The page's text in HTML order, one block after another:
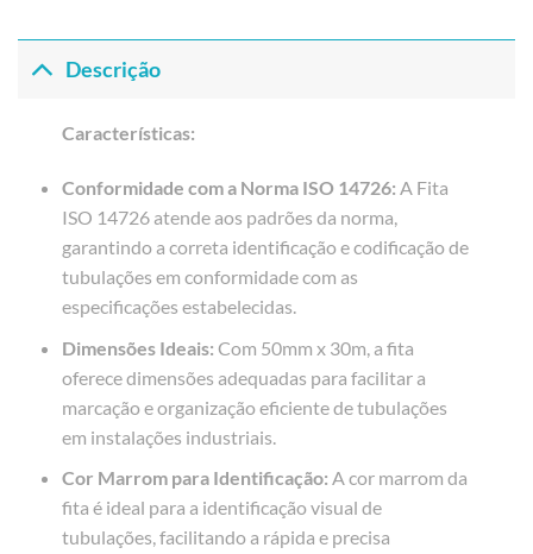
Descrição
Características:
Conformidade com a Norma ISO 14726: A Fita
ISO 14726 atende aos padrões da norma,
garantindo a correta identificação e codificação de
tubulações em conformidade com as
especificações estabelecidas.
Dimensões Ideais: Com 50mm x 30m, a fita
oferece dimensões adequadas para facilitar a
marcação e organização eficiente de tubulações
em instalações industriais.
Cor Marrom para Identificação: A cor marrom da
fita é ideal para a identificação visual de
tubulações, facilitando a rápida e precisa